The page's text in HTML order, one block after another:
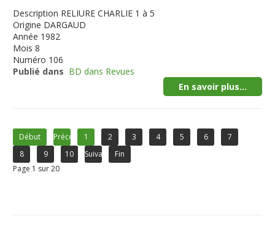
Description RELIURE CHARLIE 1 à 5
Origine DARGAUD
Année 1982
Mois 8
Numéro 106
Publié dans BD dans Revues
En savoir plus...
Début Précédent1 2 3 4 5 6
7
8
9 10 Suivant
Fin
Page 1 sur 20